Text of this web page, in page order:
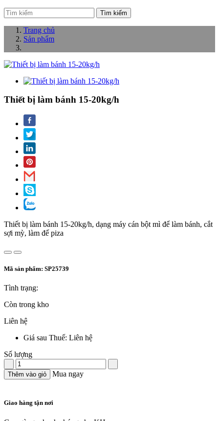
Tìm kiếm
Trang chủ
Sản phẩm
Thiết bị làm bánh 15-20kg/h
Thiết bị làm bánh 15-20kg/h, dạng máy cán bột mì để làm bánh, cắt
sợi mỳ, làm đế piza
Mã sản phẩm: SP25739
Tình trạng:
Còn trong kho
Liên hệ
Giá sau Thuế: Liên hệ
Số lượng
Thêm vào giỏ Mua ngay
Giao hàng tận nơi